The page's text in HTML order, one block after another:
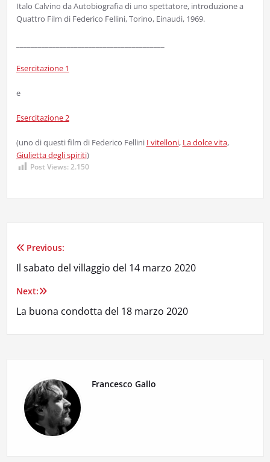
Italo Calvino da Autobiografia di uno spettatore, introduzione a
Quattro Film di Federico Fellini, Torino, Einaudi, 1969.
Esercitazione 1
e
Esercitazione 2
(uno di questi film di Federico Fellini I vitelloni, La dolce vita,
Giulietta degli spiriti)
Post Views: 2.150
Navigazione
articoli
Previous:
Il sabato del villaggio del 14 marzo 2020
Next:
La buona condotta del 18 marzo 2020
Francesco Gallo